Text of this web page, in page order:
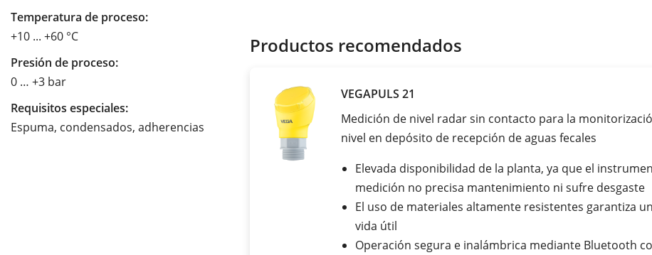
Temperatura de proceso:
+10 ... +60 °C
Presión de proceso:
0 … +3 bar
Requisitos especiales:
Espuma, condensados, adherencias
Productos recomendados
VEGAPULS 21
Medición de nivel radar sin contacto para la
nivel en depósito de recepción de aguas fecales
Elevada disponibilidad de la planta, ya que el
medición no precisa mantenimiento ni sufre desgaste
El uso de materiales altamente resistentes garantiza
vida útil
Operación segura e inalámbrica mediante Bluetooth